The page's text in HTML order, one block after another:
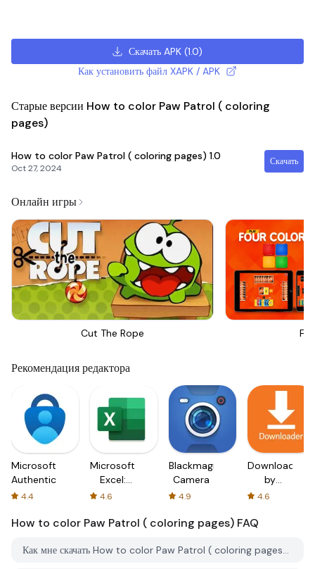
Скачать APK (1.0)
Как установить файл XAPK / APK
Старые версии How to color Paw Patrol ( coloring
pages)
How to color Paw Patrol ( coloring pages) 1.0
Oct 27, 2024
Скачать
Онлайн игры
Cut The Rope
Рекомендация редактора
Microsoft
Authenticator
4.4
Microsoft
Excel:
Spreadsheets
4.6
Blackmagic
Camera
4.9
Downloader
by
AFTVnews
4.6
How to color Paw Patrol ( coloring pages) FAQ
Как мне скачать How to color Paw Patrol ( coloring pages) с PGYER APK HUB?